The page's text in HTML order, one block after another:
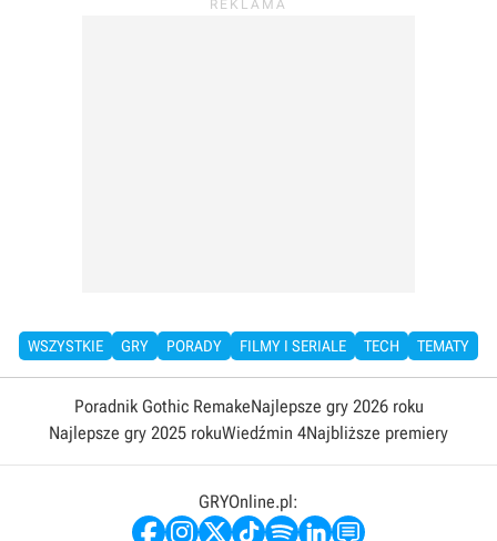
WSZYSTKIE GRY PORADY FILMY I SERIALE TECH TEMATY
Poradnik Gothic RemakeNajlepsze gry 2026 roku
Najlepsze gry 2025 rokuWiedźmin 4Najbliższe premiery
GRYOnline.pl: